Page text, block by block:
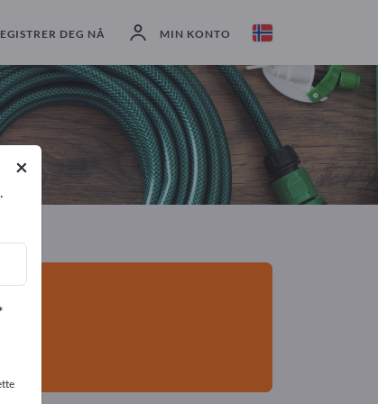
DEG NÅ MIN KONTO
eksportører Produsent
×